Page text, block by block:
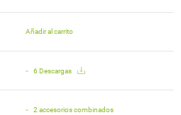
Añadir al carrito
6 Descargas
2 accesorios combinados